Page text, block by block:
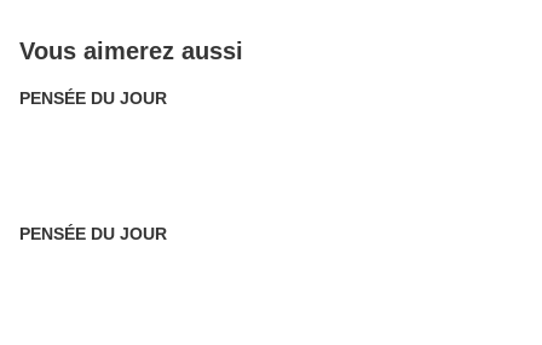
Vous aimerez aussi
PENSÉE DU JOUR
PENSÉE DU JOUR